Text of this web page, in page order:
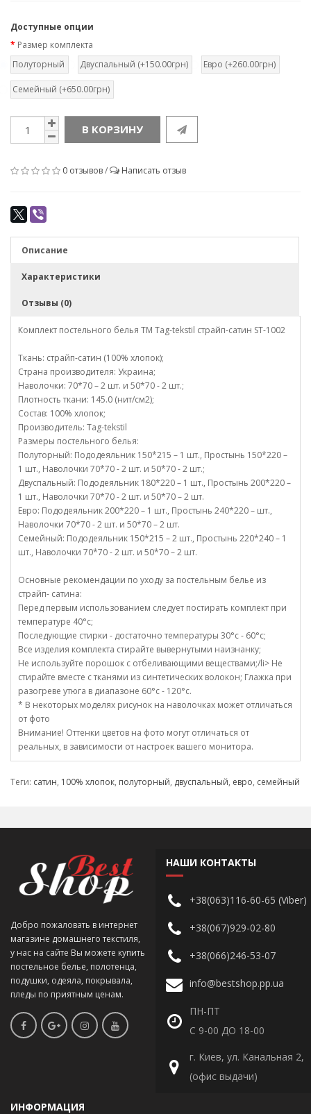
Доступные опции
Размер комплекта
Полуторный
Двуспальный (+150.00грн) Евро (+260.00грн)
Семейный (+650.00грн)
В КОРЗИНУ
0 отзывов/ Написать отзыв
Описание
Характеристики
Отзывы (0)
Комплект постельного белья TM Tag-tekstil страйп-сатин ST-1002
Ткань: страйп-сатин (100% хлопок);
Страна производителя: Украина;
Наволочки: 70*70 – 2 шт. и 50*70 - 2 шт.;
Плотность ткани: 145.0 (нит/см2);
Состав: 100% хлопок;
Производитель: Tag-tekstil
Размеры постельного белья:
Полуторный: Пододеяльник 150*215 – 1 шт., Простынь 150*220 –
1 шт., Наволочки 70*70 - 2 шт. и 50*70 - 2 шт.;
Двуспальный: Пододеяльник 180*220 – 1 шт., Простынь 200*220 –
1 шт., Наволочки 70*70 - 2 шт. и 50*70 – 2 шт.
Евро: Пододеяльник 200*220 – 1 шт., Простынь 240*220 – шт.,
Наволочки 70*70 - 2 шт. и 50*70 – 2 шт.
Семейный: Пододеяльник 150*215 – 2 шт., Простынь 220*240 – 1
шт., Наволочки 70*70 - 2 шт. и 50*70 – 2 шт.
Основные рекомендации по уходу за постельным белье из
страйп- сатина:
Перед первым использованием следует постирать комплект при
температуре 40°c;
Последующие стирки - достаточно температуры 30°c - 60°c;
Все изделия комплекта стирайте вывернутыми наизнанку;
Не используйте порошок с отбеливающими веществами;/li> Не
стирайте вместе с тканями из синтетических волокон; Глажка при
разогреве утюга в диапазоне 60°c - 120°c.
* В некоторых моделях рисунок на наволочках может отличаться
от фото
Внимание! Оттенки цветов на фото могут отличаться от
реальных, в зависимости от настроек вашего монитора.
Теги: сатин, 100% хлопок, полуторный, двуспальный, евро, семейный
Добро пожаловать в интернет
магазине домашнего текстиля,
у нас на сайте Вы можете купить
постельное белье, полотенца,
подушки, одеяла, покрывала,
пледы по приятным ценам.
НАШИ КОНТАКТЫ
+38(063)116-60-65 (Viber)
+38(067)929-02-80
+38(066)246-53-07
info@bestshop.pp.ua
ПН-ПТ
С 9-00 ДО 18-00
г. Киев, ул. Канальная 2,
(офис выдачи)
ИНФОРМАЦИЯ